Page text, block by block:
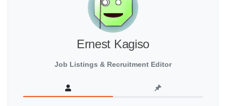
Ernest Kagiso
Job Listings & Recruitment Editor